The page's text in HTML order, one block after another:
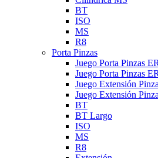
BT
ISO
MS
R8
Porta Pinzas
Juego Porta Pinzas
Juego Porta Pinzas
Juego Extensión
Juego Extensión
BT
BT Largo
ISO
MS
R8